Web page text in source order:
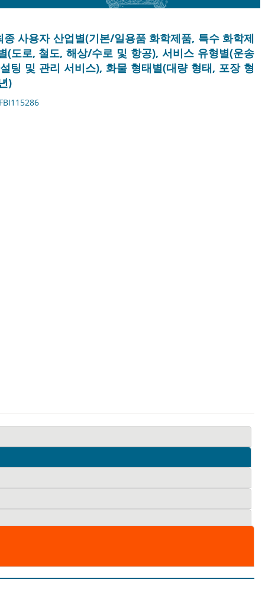
사용자 산업별(기본/일용품 화학제품, 특수 화학제
도로, 철도, 해상/수로 및 항공), 서비스 유형별(운송
팅 및 관리 서비스), 화물 형태별(대량 형태, 포장 형
)